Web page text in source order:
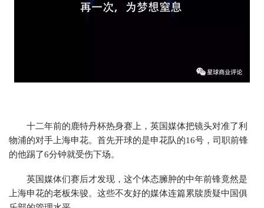
十二年前的鹿特丹杯热身赛上，英国媒体把镜头对准了利
物浦的对手上海申花。首先开球的是申花队的16号，司职前锋
的他踢了6分钟就受伤下场。
英国媒体们赛后才发现，这个体态臃肿的中年前锋竟然是
上海申花的老板朱骏。这些不友好的媒体连篇累牍质疑中国俱